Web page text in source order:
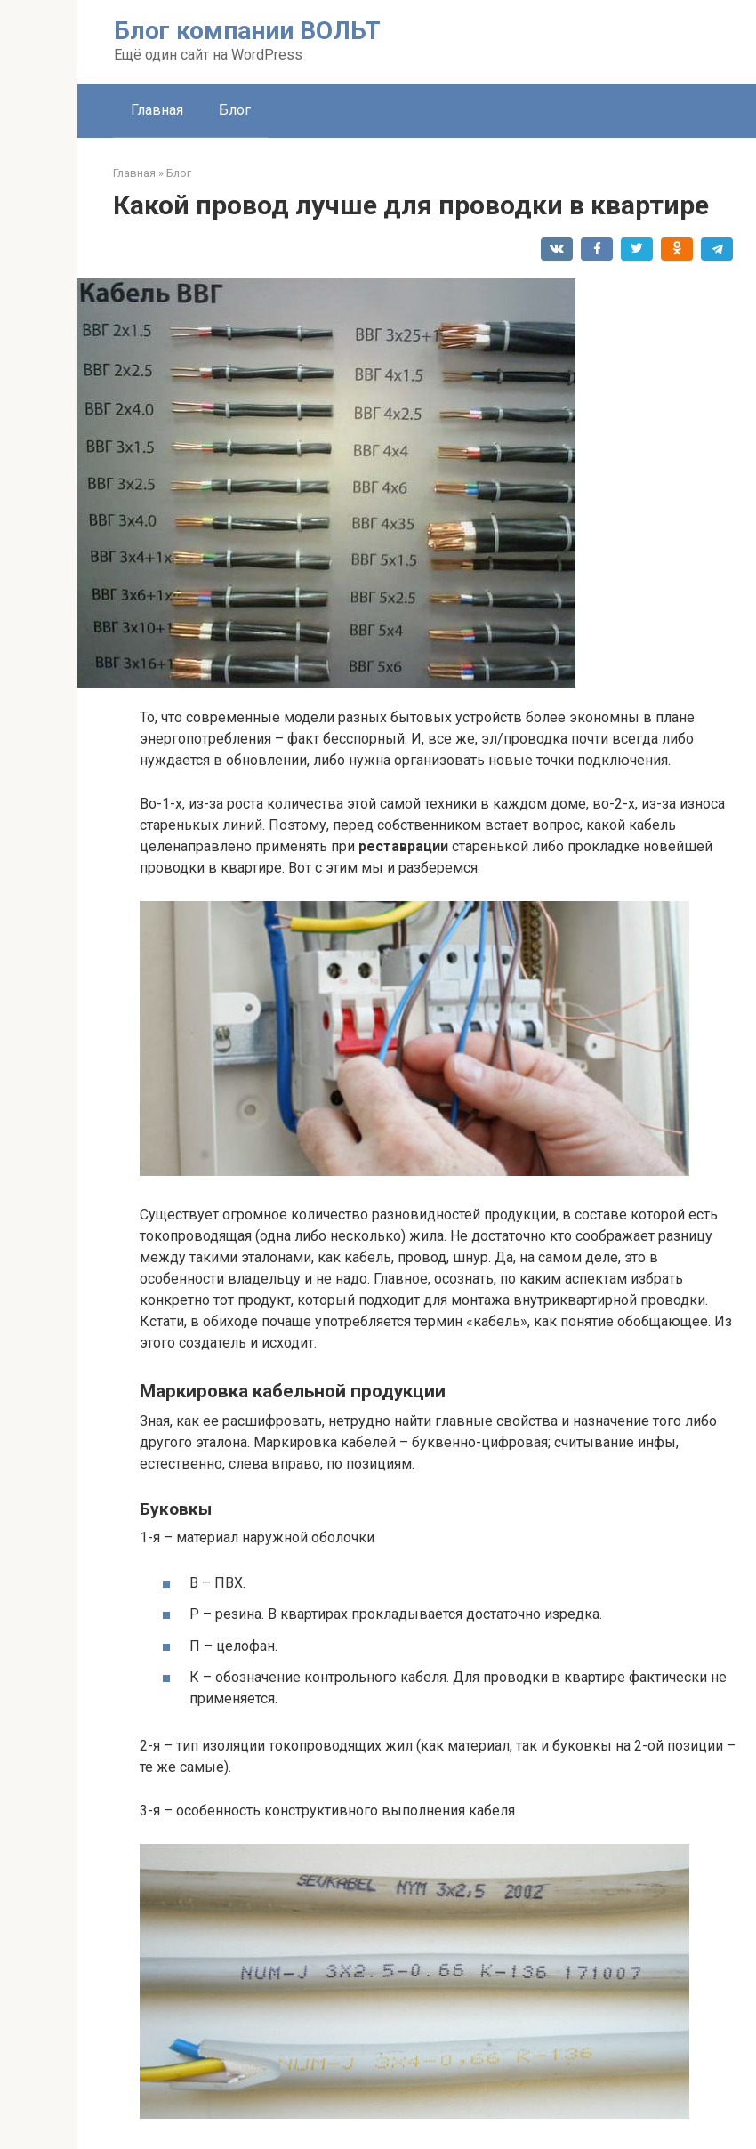
Блог компании ВОЛЬТ
Ещё один сайт на WordPress
Главная Блог
Главная » Блог
Какой провод лучше для проводки в квартире
То, что современные модели разных бытовых устройств более экономны в плане
энергопотребления – факт бесспорный. И, все же, эл/проводка почти всегда либо
нуждается в обновлении, либо нужна организовать новые точки подключения.
Во-1-х, из-за роста количества этой самой техники в каждом доме, во-2-х, из-за износа
старенькых линий. Поэтому, перед собственником встает вопрос, какой кабель
целенаправлено применять при реставрации старенькой либо прокладке новейшей
проводки в квартире. Вот с этим мы и разберемся.
Существует огромное количество разновидностей продукции, в составе которой есть
токопроводящая (одна либо несколько) жила. Не достаточно кто соображает разницу
между такими эталонами, как кабель, провод, шнур. Да, на самом деле, это в
особенности владельцу и не надо. Главное, осознать, по каким аспектам избрать
конкретно тот продукт, который подходит для монтажа внутриквартирной проводки.
Кстати, в обиходе почаще употребляется термин «кабель», как понятие обобщающее. Из
этого создатель и исходит.
Маркировка кабельной продукции
Зная, как ее расшифровать, нетрудно найти главные свойства и назначение того либо
другого эталона. Маркировка кабелей – буквенно-цифровая; считывание инфы,
естественно, слева вправо, по позициям.
Буковкы
1-я – материал наружной оболочки
В – ПВХ.
Р – резина. В квартирах прокладывается достаточно изредка.
П – целофан.
К – обозначение контрольного кабеля. Для проводки в квартире фактически не
применяется.
2-я – тип изоляции токопроводящих жил (как материал, так и буковкы на 2-ой позиции –
те же самые).
3-я – особенность конструктивного выполнения кабеля